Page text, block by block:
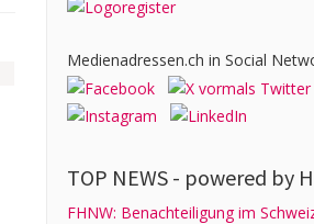
Medienadressen.ch in Social
TOP NEWS - powered by
FHNW: Benachteiligung im